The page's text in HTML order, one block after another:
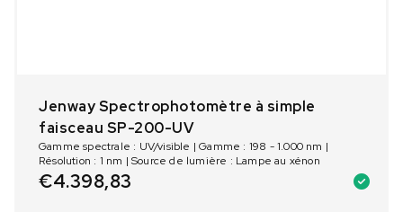
Jenway Spectrophotomètre à simple
faisceau SP-200-UV
Gamme spectrale : UV/visible | Gamme : 198 - 1.000 nm |
Résolution : 1 nm | Source de lumière : Lampe au xénon
€4.398,83